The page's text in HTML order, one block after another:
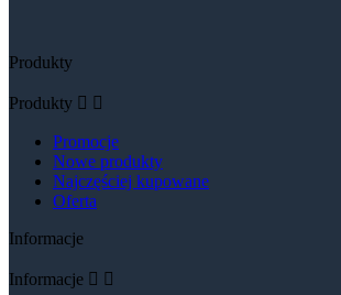
Produkty
Produkty  
Promocje
Nowe produkty
Najczęściej kupowane
Oferta
Informacje
Informacje  